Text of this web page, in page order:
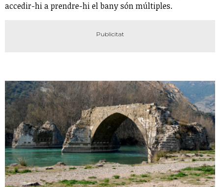
accedir-hi a prendre-hi el bany són múltiples.